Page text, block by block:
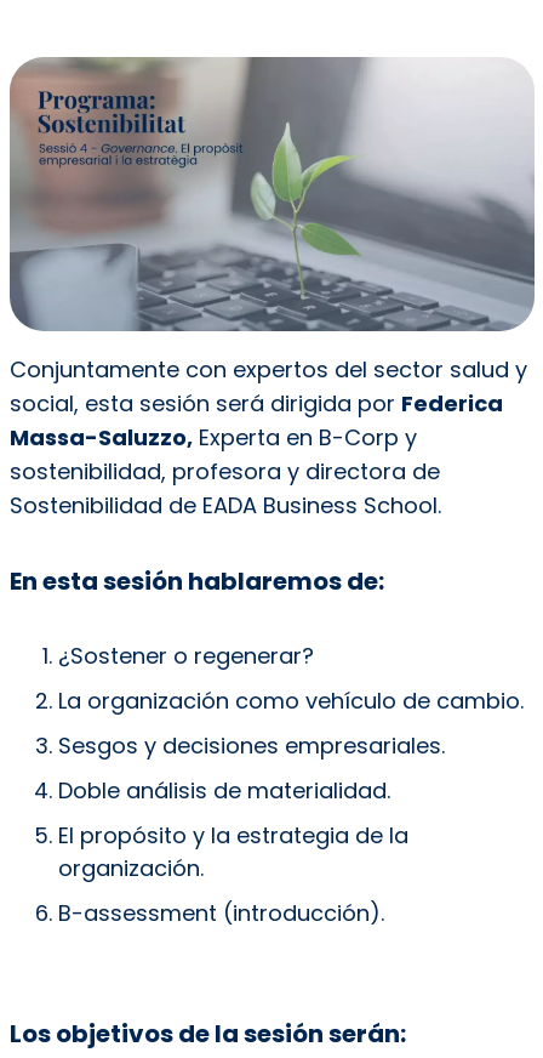
Conjuntamente con expertos del sector salud y
social, esta sesión será dirigida por Federica
Massa-Saluzzo,Experta en B-Corp y
sostenibilidad, profesora y directora de
Sostenibilidad de EADA Business School.
En esta sesión hablaremos de:
¿Sostener o regenerar?
La organización como vehículo de cambio.
Sesgos y decisiones empresariales.
Doble análisis de materialidad.
El propósito y la estrategia de la
organización.
B-assessment (introducción).
Los objetivos de la sesión serán: